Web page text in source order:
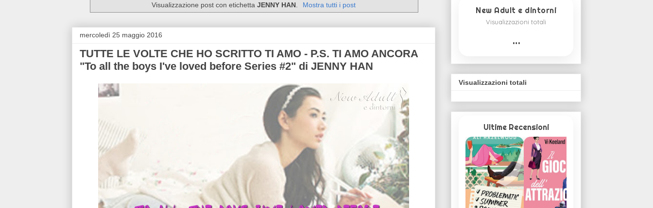
Visualizzazione post con etichettaJENNY HAN Mostra tutti i post
mercoledì 25 maggio 2016
TUTTE LE VOLTE CHE HO SCRITTO TI AMO - P.S. TI AMO ANCORA
"To all the boys I've loved before Series #2" di JENNY HAN
New Adult e dintorni
Visualizzazioni totali
…
Visualizzazioni totali
Ultime Recensioni